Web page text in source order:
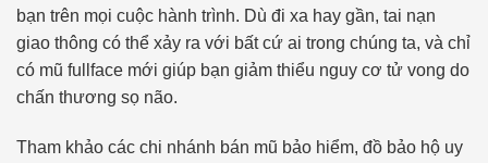
bạn trên mọi cuộc hành trình. Dù đi xa hay gần, tai nạn
giao thông có thể xảy ra với bất cứ ai trong chúng ta, và chỉ
có mũ fullface mới giúp bạn giảm thiểu nguy cơ tử vong do
chấn thương sọ não.
Tham khảo các chi nhánh bán mũ bảo hiểm, đồ bảo hộ uy